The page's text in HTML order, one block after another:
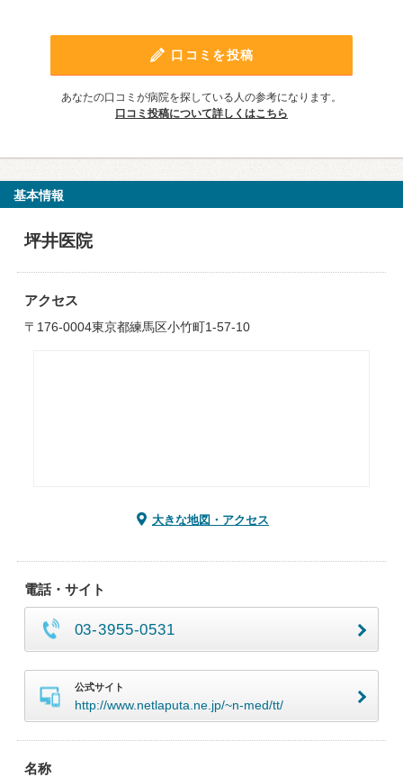
口コミを投稿
あなたの口コミが病院を探している人の参考になります。
口コミ投稿について詳しくはこちら
基本情報
坪井医院
アクセス
〒176-0004東京都練馬区小竹町1-57-10
大きな地図・アクセス
電話・サイト
03-3955-0531
公式サイト
http://www.netlaputa.ne.jp/~n-med/tt/
名称